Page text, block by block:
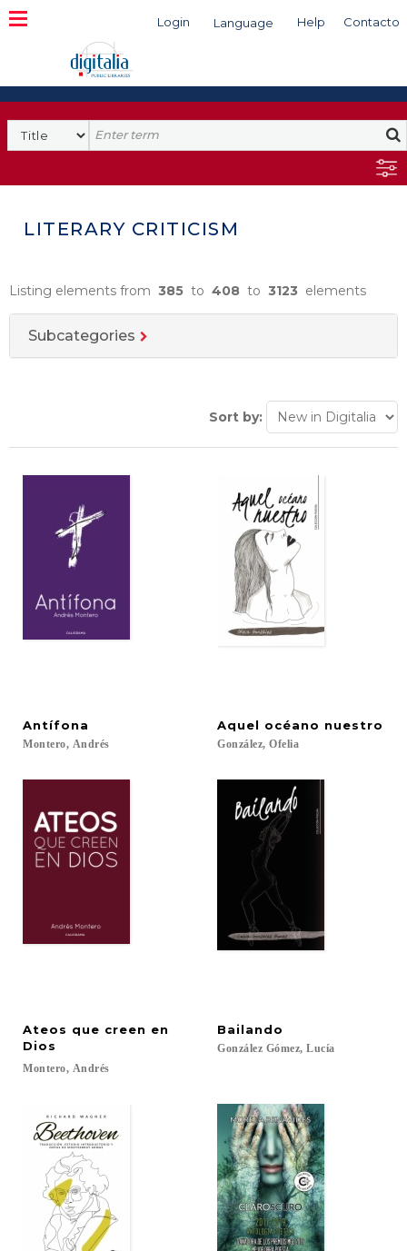
Login Language Help Contacto
Search
LITERARY CRITICISM
Listing elements from 385 to 408 to 3123 elements
Subcategories
Sort by:
Antífona
Montero, Andrés
Aquel océano nuestro
González, Ofelia
Ateos que creen en
Dios
Montero, Andrés
Bailando
González Gómez, Lucía